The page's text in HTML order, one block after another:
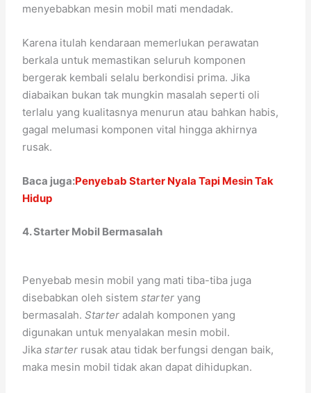
menyebabkan mesin mobil mati mendadak.
Karena itulah kendaraan memerlukan perawatan
berkala untuk memastikan seluruh komponen
bergerak kembali selalu berkondisi prima. Jika
diabaikan bukan tak mungkin masalah seperti oli
terlalu yang kualitasnya menurun atau bahkan habis,
gagal melumasi komponen vital hingga akhirnya
rusak.
Baca juga:Penyebab Starter Nyala Tapi Mesin Tak
Hidup
4. Starter Mobil Bermasalah
Penyebab mesin mobil yang mati tiba-tiba juga
disebabkan oleh sistemstarteryang
bermasalah.Starter adalah komponen yang
digunakan untuk menyalakan mesin mobil.
Jikastarter rusak atau tidak berfungsi dengan baik,
maka mesin mobil tidak akan dapat dihidupkan.